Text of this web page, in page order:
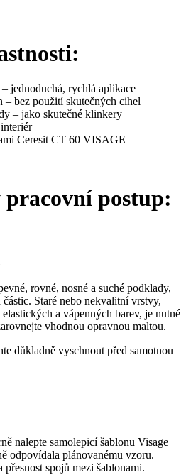
jednoduchá, rychlá aplikace
bez použití skutečných cihel
– jako skutečné klinkery
Ceresit CT 60 VISAGE
postup:
rovné, nosné a suché podklady,
Staré nebo nekvalitní vrstvy,
a vápenných barev, je nutné
vhodnou opravnou maltou.
důkladně vyschnout před samotnou
nalepte samolepicí šablonu Visage
odpovídala plánovanému vzoru.
spojů mezi šablonami.